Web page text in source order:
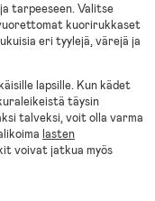
tarpeeseen. Valitse
kuorirukkaset
eri tyylejä, värejä ja
lapsille. Kun kädet
täysin
talveksi, voit olla varma
lasten
voivat jatkua myös